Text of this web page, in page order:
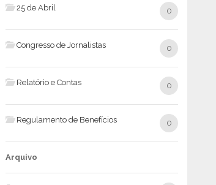
25 de Abril 0
Congresso de Jornalistas 0
Relatório e Contas 0
Regulamento de Benefícios 0
Arquivo